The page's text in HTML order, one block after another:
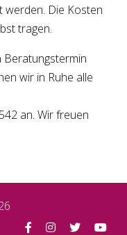
werden. Die Kosten
tragen.
Beratungstermin
wir in Ruhe alle
an. Wir freuen